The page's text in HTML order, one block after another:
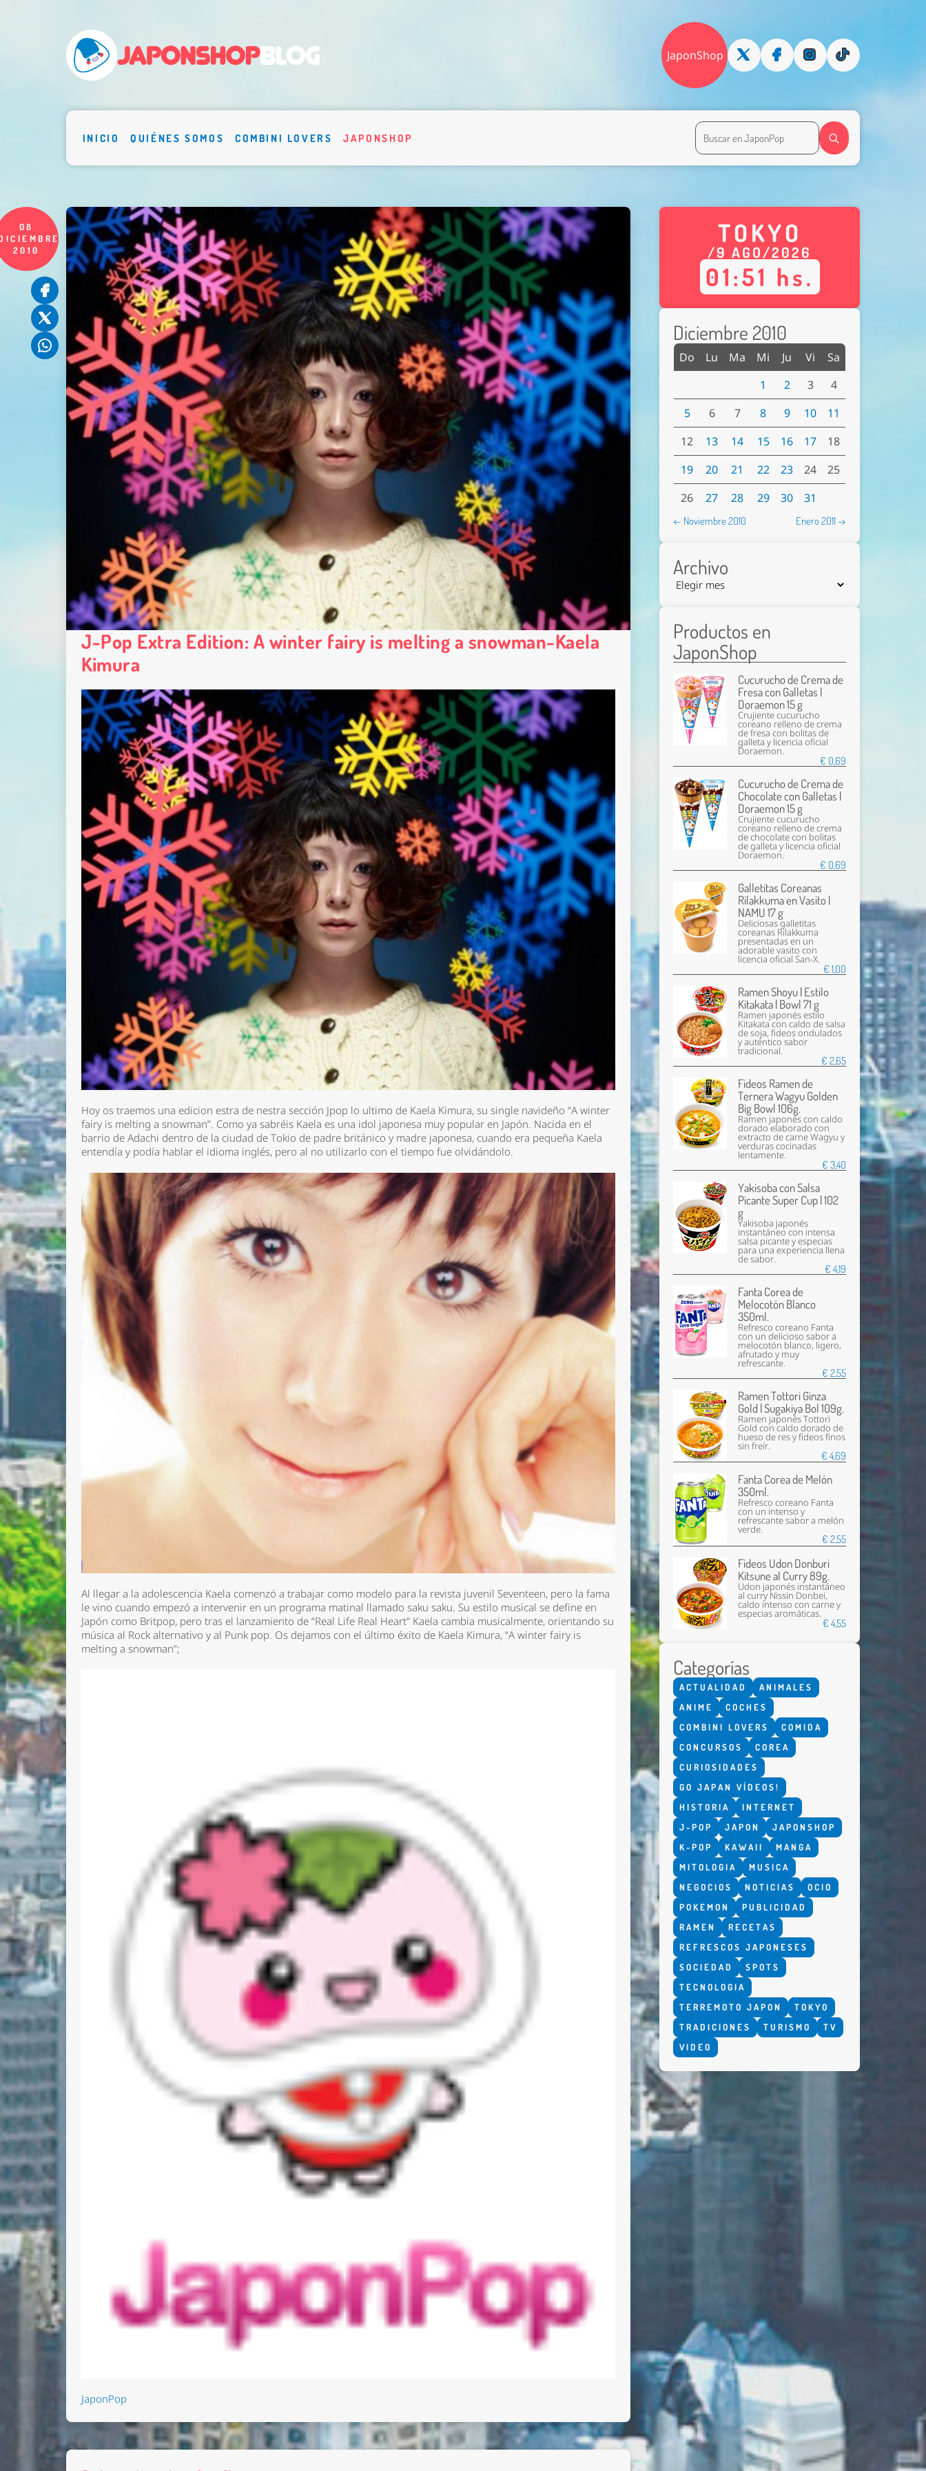
JaponShop
INICIO QUIÉNES SOMOS COMBINI LOVERS JAPONSHOP
08
2010
J-Pop Extra Edition: A winter fairy is melting a snowman-Kaela
Kimura
Hoy os traemos una edicion estra de nestra sección Jpop lo ultimo de Kaela Kimura, su single navideño “A winter
fairy is melting a snowman”. Como ya sabréis Kaela es una idol japonesa muy popular en Japón. Nacida en el
barrio de Adachi dentro de la ciudad de Tokio de padre británico y madre japonesa, cuando era pequeña Kaela
entendía y podía hablar el idioma inglés, pero al no utilizarlo con el tiempo fue olvidándolo.
Al llegar a la adolescencia Kaela comenzó a trabajar como modelo para la revista juvenil Seventeen, pero la fama
le vino cuando empezó a intervenir en un programa matinal llamado saku saku. Su estilo musical se define en
Japón como Britpop, pero tras el lanzamiento de “Real Life Real Heart” Kaela cambia musicalmente, orientando su
música al Rock alternativo y al Punk pop. Os dejamos con el último éxito de Kaela Kimura, “A winter fairy is
melting a snowman”;
JaponPop
TOKYO
/9 AGO/2026
01:52 hs.
Diciembre 2010
Do Lu Ma Mi Ju Vi
Sa
1
2 3
4
5
6 7 8 9 10
11
12
13 14 15 16 17
18
19
20 21 22 23 24
25
26
27 28 29 30 31
← Noviembre 2010 Enero 2011 →
Archivo
Productos en
JaponShop
Cucurucho de Crema de
Fresa con Galletas |
Doraemon 15 g
Crujiente cucurucho
coreano relleno de crema
de fresa con bolitas de
galleta y licencia oficial
Doraemon.
€ 0,69
Cucurucho de Crema de
Chocolate con Galletas |
Doraemon 15 g
Crujiente cucurucho
coreano relleno de crema
de chocolate con bolitas
de galleta y licencia oficial
Doraemon.
€ 0,69
Galletitas Coreanas
Rilakkuma en Vasito |
NAMU 17 g
Deliciosas galletitas
coreanas Rilakkuma
presentadas en un
adorable vasito con
licencia oficial San-X.
€ 1,00
Ramen Shoyu | Estilo
Kitakata | Bowl 71 g
Ramen japonés estilo
Kitakata con caldo de salsa
de soja, fideos ondulados
y auténtico sabor
tradicional.
€ 2,65
Fideos Ramen de
Ternera Wagyu Golden
Big Bowl 106g.
Ramen japonés con caldo
dorado elaborado con
extracto de carne Wagyu y
verduras cocinadas
lentamente.
€ 3,40
Yakisoba con Salsa
Picante Super Cup | 102
g
Yakisoba japonés
instantáneo con intensa
salsa picante y especias
para una experiencia llena
de sabor.
€ 4,19
Fanta Corea de
Melocotón Blanco
350ml.
Refresco coreano Fanta
con un delicioso sabor a
melocotón blanco, ligero,
afrutado y muy
refrescante.
€ 2,55
Ramen Tottori Ginza
Gold | Sugakiya Bol 109g.
Ramen japonés Tottori
Gold con caldo dorado de
hueso de res y fideos finos
sin freír.
€ 4,69
Fanta Corea de Melón
350ml.
Refresco coreano Fanta
con un intenso y
refrescante sabor a melón
verde.
€ 2,55
Fideos Udon Donburi
Kitsune al Curry 89g.
Udon japonés instantáneo
al curry Nissin Donbei,
caldo intenso con carne y
especias aromáticas.
€ 4,55
Categorías
ACTUALIDAD
ANIMALES
ANIME
COCHES
COMBINI LOVERS
COMIDA
CONCURSOS
COREA
CURIOSIDADES
GO JAPAN VÍDEOS!
HISTORIA
INTERNET
J-POP
JAPON
JAPONSHOP
K-POP
KAWAII
MANGA
MITOLOGIA
MUSICA
NEGOCIOS
NOTICIAS
OCIO
POKEMON
PUBLICIDAD
RAMEN
RECETAS
REFRESCOS JAPONESES
SOCIEDAD
SPOTS
TECNOLOGIA
TERREMOTO JAPON
TOKYO
TRADICIONES
TURISMO
TV
VIDEO
Nombre *
Enviar